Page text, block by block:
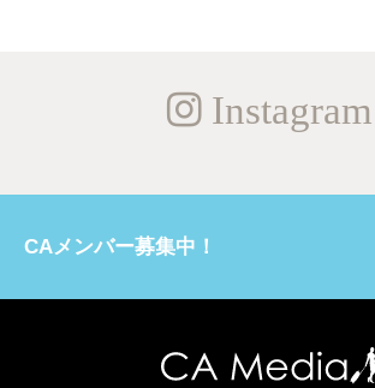
Instagram
CAメンバー募集中！